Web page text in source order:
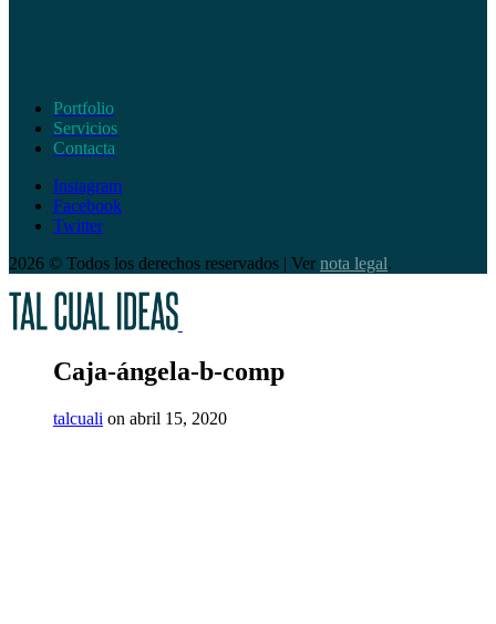
Portfolio
Servicios
Contacta
Instagram
Facebook
Twitter
2026 © Todos los derechos reservados | Ver nota legal.
Caja-ángela-b-comp
talcuali on abril 15, 2020